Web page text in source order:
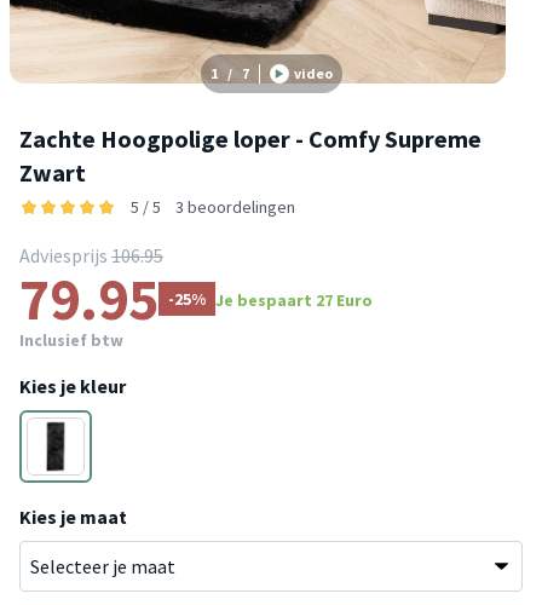
1 / 7 video
Zachte Hoogpolige loper - Comfy Supreme
Zwart
5 / 5 3 beoordelingen
Adviesprijs 106.95
79.95 -25% Je bespaart 27 Euro
Inclusief btw
Kies je kleur
Zwart
Kies je maat